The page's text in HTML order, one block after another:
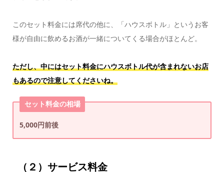
このセット料金には席代の他に、「ハウスボトル」というお客
様が自由に飲めるお酒が一緒についてくる場合がほとんど。
ただし、中にはセット料金にハウスボトル代が含まれないお店
もあるので注意してくださいね。
セット料金の相場
5,000円前後
（２）サービス料金